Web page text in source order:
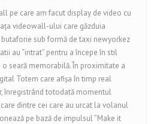
pe care am facut display de video cu
videowall-ului care găzduia
sub formă de taxi newyorkez
au “intrat” pentru a începe în stil
seară memorabilă. În proximitate a
Totem care afișa în timp real
înregistrând totodată momentul
dintre cei care au urcat la volanul
pe bază de impulsul ”Make it